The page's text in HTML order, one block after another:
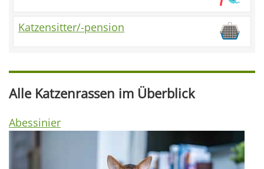
Katzensitter/-pension
Alle Katzenrassen im Überblick
Abessinier